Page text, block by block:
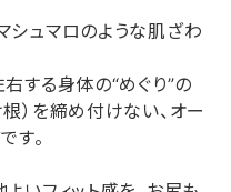
シュマロのような肌ざわ
する身体の“めぐり”の
）を締め付けない、オー
す。